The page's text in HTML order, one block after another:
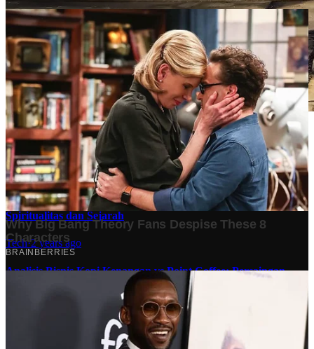
Stok BBM di Indonesia Hanya Tinggal 21 Hari, Apa
Dampaknya bagi Masyarakat?
Finansial·5 months ago
10 Makam Wali di Banten: Tempat Suci yang Memancarkan
Spiritualitas dan Sejarah
Tech·2 years ago
Analisis Bisnis Kopi Kenangan vs Point Coffee: Persaingan
dalam Industri Kopi Indonesia